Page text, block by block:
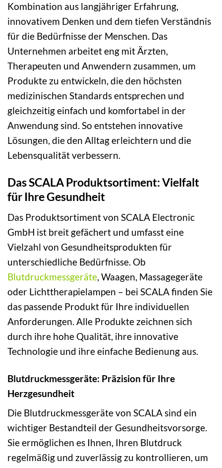
Kombination aus langjähriger Erfahrung,
innovativem Denken und dem tiefen Verständnis
für die Bedürfnisse der Menschen. Das
Unternehmen arbeitet eng mit Ärzten,
Therapeuten und Anwendern zusammen, um
Produkte zu entwickeln, die den höchsten
medizinischen Standards entsprechen und
gleichzeitig einfach und komfortabel in der
Anwendung sind. So entstehen innovative
Lösungen, die den Alltag erleichtern und die
Lebensqualität verbessern.
Das SCALA Produktsortiment: Vielfalt
für Ihre Gesundheit
Das Produktsortiment von SCALA Electronic
GmbH ist breit gefächert und umfasst eine
Vielzahl von Gesundheitsprodukten für
unterschiedliche Bedürfnisse. Ob
Blutdruckmessgeräte , Waagen, Massagegeräte
oder Lichttherapielampen – bei SCALA finden Sie
das passende Produkt für Ihre individuellen
Anforderungen. Alle Produkte zeichnen sich
durch ihre hohe Qualität, ihre innovative
Technologie und ihre einfache Bedienung aus.
Blutdruckmessgeräte: Präzision für Ihre
Herzgesundheit
Die Blutdruckmessgeräte von SCALA sind ein
wichtiger Bestandteil der Gesundheitsvorsorge.
Sie ermöglichen es Ihnen, Ihren Blutdruck
regelmäßig und zuverlässig zu kontrollieren, um